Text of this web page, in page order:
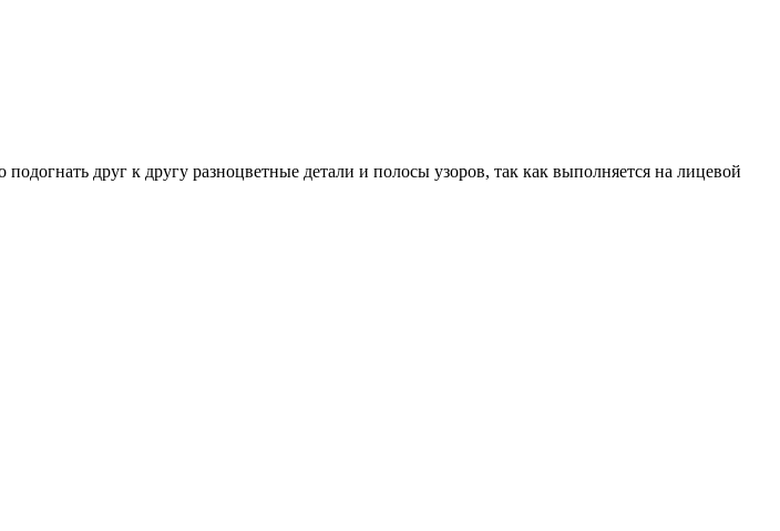
друг к другу разноцветные детали и полосы узоров, так как выполняется на лицевой